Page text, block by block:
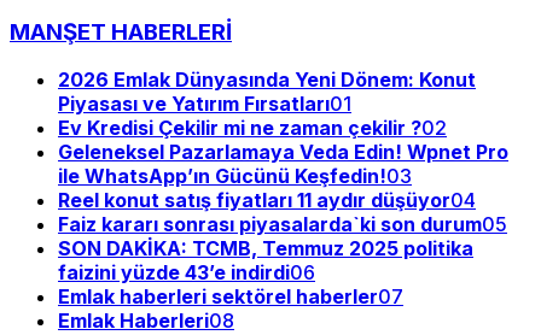
MANŞET HABERLERİ
2026 Emlak Dünyasında Yeni Dönem: Konut
Piyasası ve Yatırım Fırsatları01
Ev Kredisi Çekilir mi ne zaman çekilir ?02
Geleneksel Pazarlamaya Veda Edin! Wpnet Pro
ile WhatsApp’ın Gücünü Keşfedin!03
Reel konut satış fiyatları 11 aydır düşüyor04
Faiz kararı sonrası piyasalarda`ki son durum05
SON DAKİKA: TCMB, Temmuz 2025 politika
faizini yüzde 43’e indirdi06
Emlak haberleri sektörel haberler07
Emlak Haberleri08